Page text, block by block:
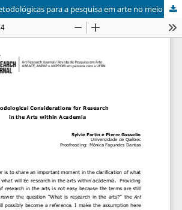
Considerações metodológicas para a pesquisa em arte no meio acadêmico